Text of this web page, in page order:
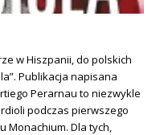
w Hiszpanii, do polskich
Publikacja napisana
Perarnau to niezwykle
podczas pierwszego
Monachium. Dla tych,